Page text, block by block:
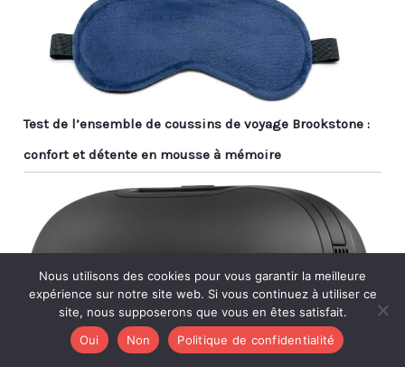
Test de l’ensemble de coussins de voyage Brookstone :
confort et détente en mousse à mémoire
Nous utilisons des cookies pour vous garantir la meilleure
expérience sur notre site web. Si vous continuez à utiliser ce
site, nous supposerons que vous en êtes satisfait.
Oui
Non Politique de confidentialité